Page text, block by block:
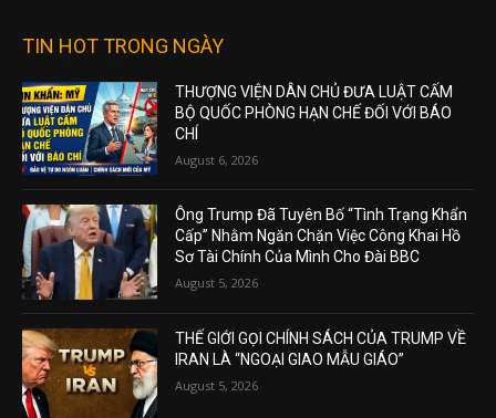
TIN HOT TRONG NGÀY
THƯỢNG VIỆN DÂN CHỦ ĐƯA LUẬT CẤM
BỘ QUỐC PHÒNG HẠN CHẾ ĐỐI VỚI BÁO
CHÍ
August 6, 2026
Ông Trump Đã Tuyên Bố “Tình Trạng Khẩn
Cấp” Nhằm Ngăn Chặn Việc Công Khai Hồ
Sơ Tài Chính Của Mình Cho Đài BBC
August 5, 2026
THẾ GIỚI GỌI CHÍNH SÁCH CỦA TRUMP VỀ
IRAN LÀ “NGOẠI GIAO MẪU GIÁO”
August 5, 2026